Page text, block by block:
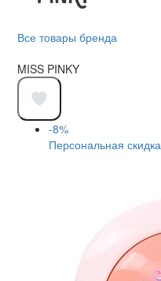
Все товары бренда
MISS PINKY
-8%
Персональная скидка